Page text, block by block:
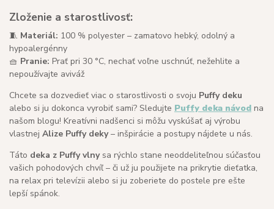
Zloženie a starostlivosť:
🧵 Materiál: 100 % polyester – zamatovo hebký, odolný a
hypoalergénny
🧺 Pranie: Prať pri 30 °C, nechať voľne uschnúť, nežehlite a
nepoužívajte aviváž
Chcete sa dozvedieť viac o starostlivosti o svoju Puffy deku
alebo si ju dokonca vyrobiť sami? Sledujte Puffy deka návod na
našom blogu! Kreatívni nadšenci si môžu vyskúšať aj výrobu
vlastnej Alize Puffy deky– inšpirácie a postupy nájdete u nás.
Táto deka z Puffy vlnysa rýchlo stane neoddeliteľnou súčasťou
vašich pohodových chvíľ – či už ju použijete na prikrytie dieťatka,
na relax pri televízii alebo si ju zoberiete do postele pre ešte
lepší spánok.